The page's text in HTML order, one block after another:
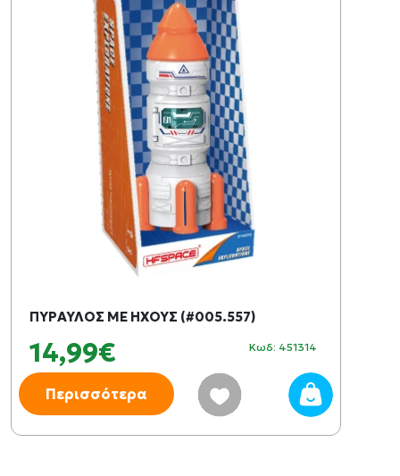
ΠΥΡΑΥΛΟΣ ΜΕ ΗΧΟΥΣ (#005.557)
14,99€ Κωδ: 451314
Περισσότερα